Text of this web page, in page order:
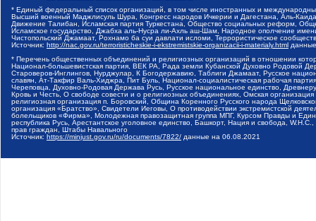
* Единый федеральный список организаций, в том числе иностранных и
Высший военный Маджлисуль Шура, Конгресс народов Ичкерии и Дагестана, Аль-
Движение Талибан, Исламская партия Туркестана, Общество социальных реформ,
Исламское государство, Джабха аль-Нусра ли-Ахль аш-Шам, Народное ополчение
Чистопольский Джамаат, Рохнамо ба суи давлати исломи, Террористическое
Источник: http://nac.gov.ru/terroristicheskie-i-ekstremistskie-organizacii-i-materialy.html
* Перечень общественных объединений и религиозных организаций в отношении
Национал-большевистская партия, ВЕК РА, Рада земли Кубанской Духовно Родовой
Староверов-Инглингов, Нурджулар, К Богодержавию, Таблиги Джамаат, Русское
славян, Ат-Такфир Валь-Хиджра, Пит Буль, Национал-социалистическая рабочая
Череповца, Духовно-Родовая Держава Русь, Русское национальное единство,
Кровь и Честь, О свободе совести и о религиозных объединениях, Омская
религиозная организация п. Боровский, Община Коренного Русского народа
организация «Братство», Свидетели Иеговы, О противодействии экстремистской
болельщиков «Фирма», Молодежная правозащитная группа МПГ, Курсом Правды и
республика Русь, Арестантское уголовное единство, Башкорт, Нация и свобода,
прав граждан, Штабы Навального
Источник: https://minjust.gov.ru/ru/documents/7822/ данные на 06.08.2021